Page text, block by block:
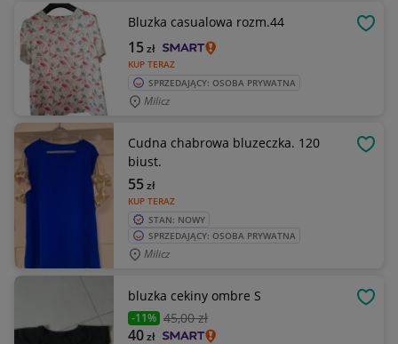
Bluzka casualowa rozm.44
KUP TERAZ
15zł
SPRZEDAJĄCY: OSOBA PRYWATNA
Milicz
Cudna chabrowa bluzeczka. 120
biust.
KUP TERAZ
55zł
STAN: NOWY
SPRZEDAJĄCY: OSOBA PRYWATNA
Milicz
bluzka cekiny ombre S
-11% 45,00 zł
40zł